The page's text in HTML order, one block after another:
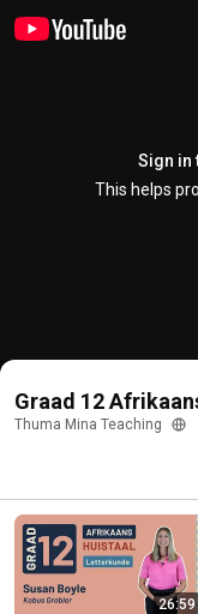
Sign in
This helps
Gr12 Afrikaans:
@ThumaMinaTeaching
Comments 13
Comment...
Graad 12
Thuma Mina Teaching
26:59